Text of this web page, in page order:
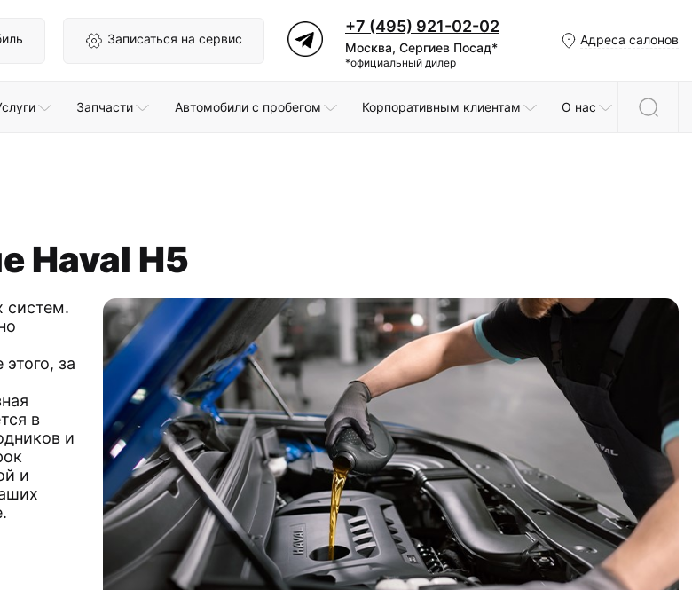
Записаться на сервис
+7 (495) 921-02-02
Москва, Сергиев Посад*
*официальный дилер
Адреса салонов
Запчасти Автомобили с пробегом Корпоративным клиентам О нас
Haval H5
систем.
за
в
и
и